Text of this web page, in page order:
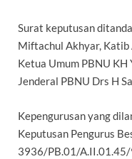
Surat keputusan
Miftachul Akhyar, Katib
Ketua Umum PBNU KH
Jenderal PBNU Drs H
Kepengurusan yang
Keputusan Pengurus
3936/PB.01/